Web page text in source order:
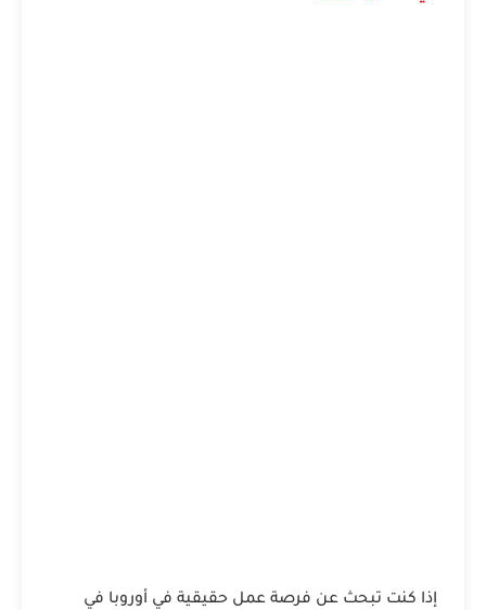
إذا كنت تبحث عن فرصة عمل حقيقية في أوروبا في